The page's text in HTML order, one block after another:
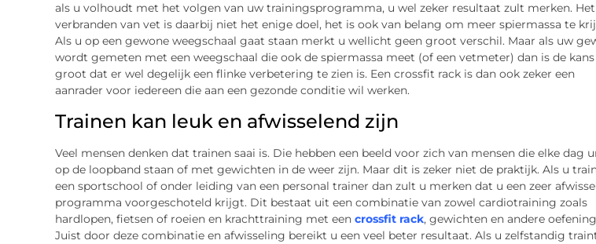
als u volhoudt met het volgen van uw trainingsprogramma, u wel zeker resultaat zult merken. Het
verbranden van vet is daarbij niet het enige doel, het is ook van belang om meer spiermassa te
Als u op een gewone weegschaal gaat staan merkt u wellicht geen groot verschil. Maar als uw
wordt gemeten met een weegschaal die ook de spiermassa meet (of een vetmeter) dan is de kans
groot dat er wel degelijk een flinke verbetering te zien is. Een crossfit rack is dan ook zeker een
aanrader voor iedereen die aan een gezonde conditie wil werken.
Trainen kan leuk en afwisselend zijn
Veel mensen denken dat trainen saai is. Die hebben een beeld voor zich van mensen die elke dag
op de loopband staan of met gewichten in de weer zijn. Maar dit is zeker niet de praktijk. Als u
een sportschool of onder leiding van een personal trainer dan zult u merken dat u een zeer
programma voorgeschoteld krijgt. Dit bestaat uit een combinatie van zowel cardiotraining zoals
hardlopen, fietsen of roeien en krachttraining met een crossfit rack, gewichten en andere
Juist door deze combinatie en afwisseling bereikt u een veel beter resultaat. Als u zelfstandig